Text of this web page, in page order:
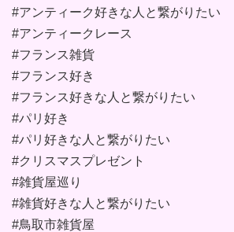
#アンティーク好きな人と繋がりたい
#アンティークレース
#フランス雑貨
#フランス好き
#フランス好きな人と繋がりたい
#パリ好き
#パリ好きな人と繋がりたい
#クリスマスプレゼント
#雑貨屋巡り
#雑貨好きな人と繋がりたい
#鳥取市雑貨屋